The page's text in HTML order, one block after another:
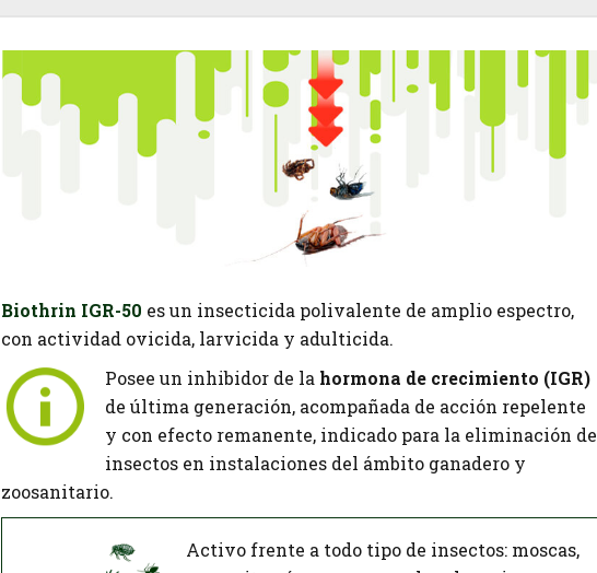
Biothrin IGR-50 es un insecticida polivalente de amplio espectro,
con actividad ovicida, larvicida y adulticida.
Posee un inhibidor de la hormona de crecimiento (IGR)
de última generación, acompañada de acción repelente
y con efecto remanente, indicado para la eliminación de
insectos en instalaciones del ámbito ganadero y
zoosanitario.
Activo frente a todo tipo de insectos: moscas,